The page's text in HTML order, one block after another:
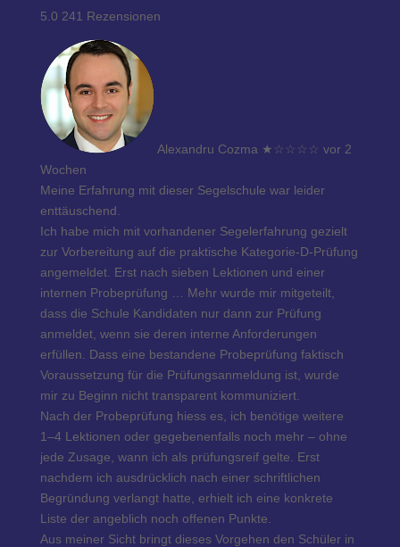
5.0 241 Rezensionen
Alexandru Cozma ★ ☆☆☆☆ vor 2
Wochen
Meine Erfahrung mit dieser Segelschule war leider
enttäuschend.
Ich habe mich mit vorhandener Segelerfahrung gezielt
zur Vorbereitung auf die praktische Kategorie-D-Prüfung
angemeldet. Erst nach sieben Lektionen und einer
internen Probeprüfung
… Mehrwurde mir mitgeteilt,
dass die Schule Kandidaten nur dann zur Prüfung
anmeldet, wenn sie deren interne Anforderungen
erfüllen. Dass eine bestandene Probeprüfung faktisch
Voraussetzung für die Prüfungsanmeldung ist, wurde
mir zu Beginn nicht transparent kommuniziert.
Nach der Probeprüfung hiess es, ich benötige weitere
1–4 Lektionen oder gegebenenfalls noch mehr – ohne
jede Zusage, wann ich als prüfungsreif gelte. Erst
nachdem ich ausdrücklich nach einer schriftlichen
Begründung verlangt hatte, erhielt ich eine konkrete
Liste der angeblich noch offenen Punkte.
Aus meiner Sicht bringt dieses Vorgehen den Schüler in